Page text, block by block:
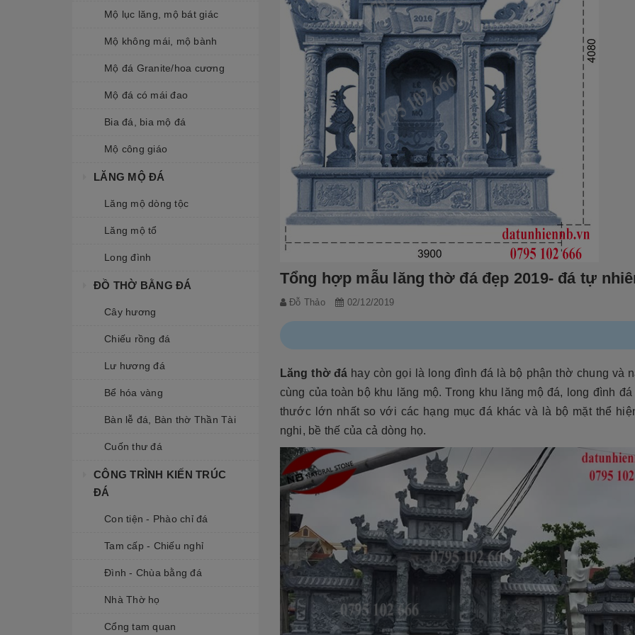
Mộ lục lăng, mộ bát giác
Mộ không mái, mộ bành
Mộ đá Granite/hoa cương
Mộ đá có mái đao
Bia đá, bia mộ đá
Mộ công giáo
LĂNG MỘ ĐÁ
Lăng mộ dòng tộc
Lăng mộ tổ
Long đình
ĐỒ THỜ BẰNG ĐÁ
Cây hương
Chiếu rồng đá
Lư hương đá
Bể hóa vàng
Bàn lễ đá, Bàn thờ Thần Tài
Cuốn thư đá
CÔNG TRÌNH KIẾN TRÚC
ĐÁ
Con tiện - Phào chỉ đá
Tam cấp - Chiếu nghỉ
Đình - Chùa bằng đá
Nhà Thờ họ
Cổng tam quan
Tổng hợp mẫu lăng thờ đá đẹp 2019- đá tự
Đỗ Thảo 02/12/2019
Lăng thờ đá hay còn gọi là long đình đá là bộ phận thờ chung và
cùng của toàn bộ khu lăng mộ. Trong khu lăng mộ đá, long đình đá
thước lớn nhất so với các hạng mục đá khác và là bộ mặt thể
nghi, bề thế của cả dòng họ.